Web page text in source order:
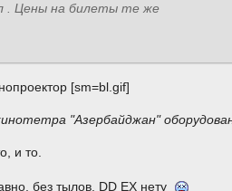
. Цены на билеты те же
[sm=bl.gif]
"Азербайджан"
и то.
без тылов. DD EX нету